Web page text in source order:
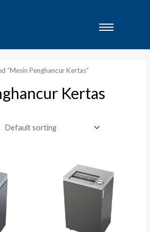
“Mesin Penghancur Kertas”
Kertas